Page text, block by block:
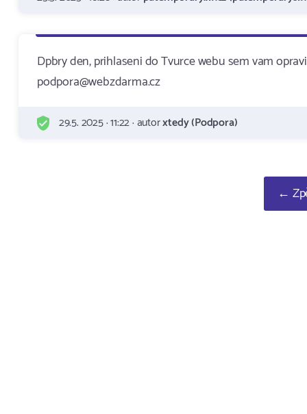
Dpbry den, prihlaseni do Tvurce webu sem vam
podpora@webzdarma.cz
29.5. 2025 · 11:22 · autorxtedy (Podpora)
←